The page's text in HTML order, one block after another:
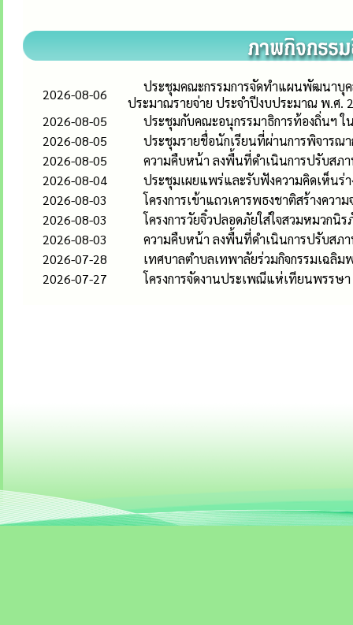
2026-08-06
ประชุมคณะกรรมการจัดทำแผนพัฒนาบุค
ประมาณรายจ่าย ประจำปีงบประมาณ พ.ศ.
2026-08-05
ประชุมกับคณะอนุกรรมาธิการท้องถิ่นฯ
2026-08-05
ประชุมรายชื่อนักเรียนที่ผ่านการพิจารณ
2026-08-05
ความคืบหน้า ลงพื้นที่ดำเนินการปรับสภ
2026-08-04
ประชุมเผยแพร่และรับฟังความคิดเห็นร่
2026-08-03
โครงการเข้าแถวเคารพธงชาติสร้างค
2026-08-03
โครงการวัยจิ๋วปลอดภัยใส่ใจสวมหมวกนิร
2026-08-03
ความคืบหน้า ลงพื้นที่ดำเนินการปรับสภ
2026-07-28
เทศบาลตำบลเทพาลัยร่วมกิจกรรมเฉลิ
2026-07-27
โครงการจัดงานประเพณีแห่เทียนพรรษ